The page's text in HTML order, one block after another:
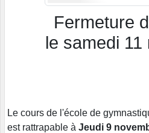
Fermeture
le samedi 11
Le cours de l'école de
est rattrapable à Jeudi 9